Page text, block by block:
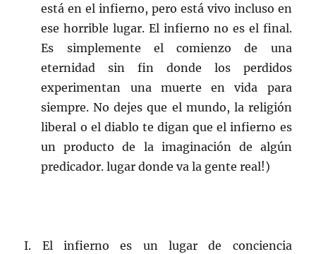
está en el infierno, pero está vivo incluso en
ese horrible lugar. El infierno no es el final.
Es simplemente el comienzo de una
eternidad sin fin donde los perdidos
experimentan una muerte en vida para
siempre. No dejes que el mundo, la religión
liberal o el diablo te digan que el infierno es
un producto de la imaginación de algún
predicador. lugar donde va la gente real!)
I. El infierno es un lugar de conciencia